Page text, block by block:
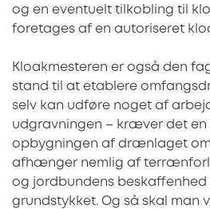
og en eventuelt tilkobling til
foretages af en autoriseret
Kloakmesteren er også den
stand til at etablere
selv kan udføre noget af
udgravningen – kræver det
opbygningen af drænlaget
afhænger nemlig af
og jordbundens beskaffenhed
grundstykket. Og så skal man